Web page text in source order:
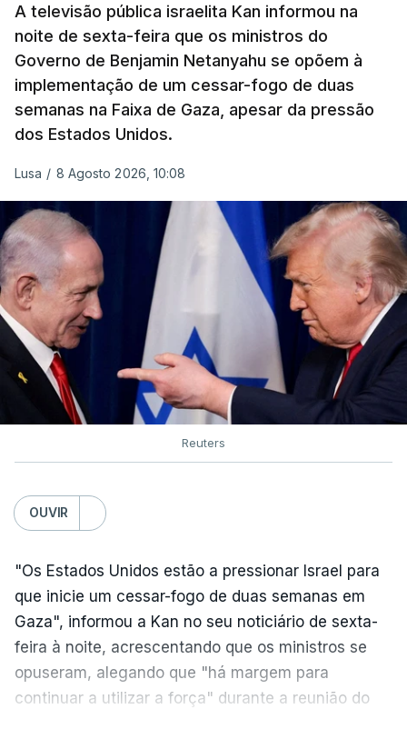
A televisão pública israelita Kan informou na
noite de sexta-feira que os ministros do
Governo de Benjamin Netanyahu se opõem à
implementação de um cessar-fogo de duas
semanas na Faixa de Gaza, apesar da pressão
dos Estados Unidos.
Lusa / 8 Agosto 2026, 10:08
Reuters
OUVIR
"Os Estados Unidos estão a pressionar Israel para
que inicie um cessar-fogo de duas semanas em
Gaza", informou a Kan no seu noticiário de sexta-
feira à noite, acrescentando que os ministros se
opuseram, alegando que "há margem para
continuar a utilizar a força" durante a reunião do